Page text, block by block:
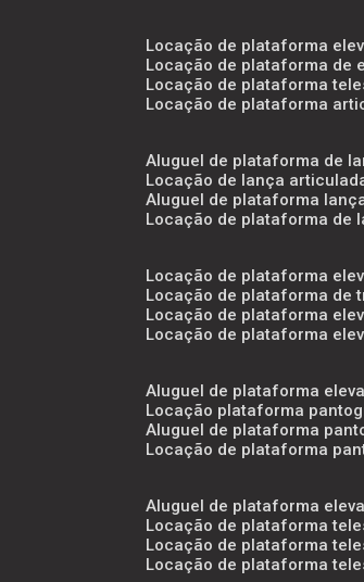
locação de plataforma
locação de plataforma de
locação de plataforma
locação de plataforma
aluguel de plataforma de
locação de lança
aluguel de plataforma
locação de plataforma de
locação de plataforma
locação de plataforma de
locação de plataforma
locação de plataforma
aluguel de plataforma
locação plataforma
aluguel de plataforma
locação de plataforma
aluguel de plataforma
locação de plataforma
locação de plataforma
locação de plataforma